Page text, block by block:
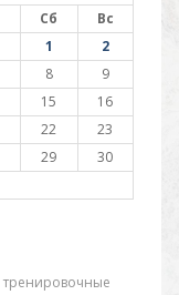
Сб
Вс
1
2
8
9
15
16
22
23
29
30
тренировочные